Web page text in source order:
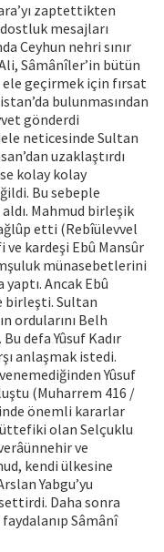
zaptettikten
mesajları
Ceyhun nehri sınır
Sâmânîler’in bütün
ele geçirmek için fırsat
bulunmasından
gönderdi
neticesinde Sultan
uzaklaştırdı
kolay kolay
Bu sebeple
aldı. Mahmud birleşik
etti (Rebîülevvel
ve kardeşi Ebû Mansûr
münasebetlerini
Ancak Ebû
birleşti. Sultan
ordularını Belh
defa Yûsuf Kadır
anlaşmak istedi.
Yûsuf
(Muharrem 416 /
önemli kararlar
olan Selçuklu
ve
kendi ülkesine
Yabgu’yu
Daha sonra
Sâmânî